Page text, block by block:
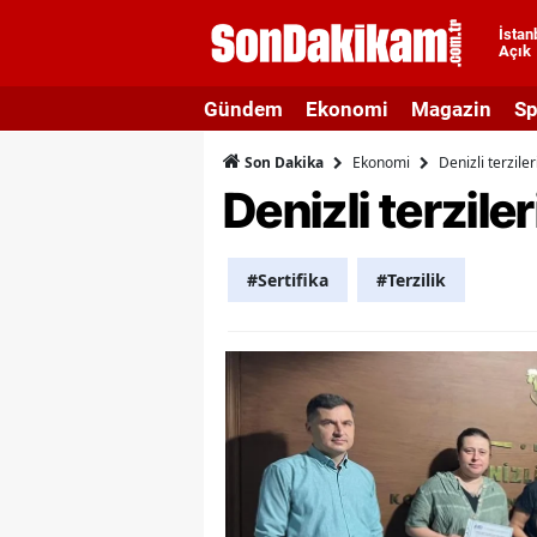
Açık
Gündem Ekonomi Magazin
Son Dakika Ekonomi Denizli
Denizli
#Sertifika #Terzilik